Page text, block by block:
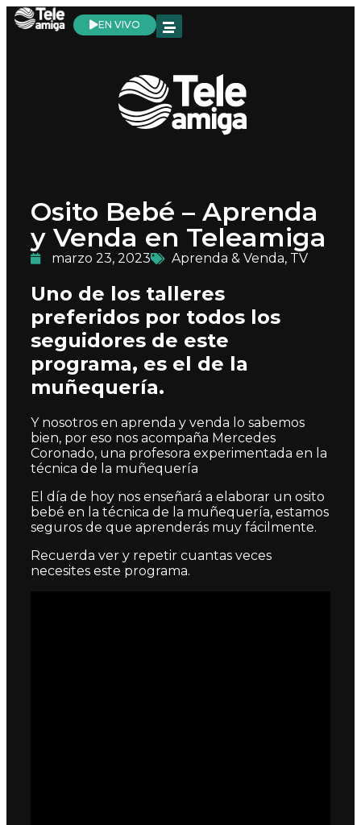
EN VIVO
Osito Bebé – Aprenda
y Venda en Teleamiga
marzo 23, 2023 Aprenda & Venda, TV
Uno de los talleres
preferidos por todos los
seguidores de este
programa, es el de la
muñequería.
Y nosotros en aprenda y venda lo sabemos
bien, por eso nos acompaña Mercedes
Coronado, una profesora experimentada en la
técnica de la muñequería
El día de hoy nos enseñará a elaborar un osito
bebé en la técnica de la muñequería, estamos
seguros de que aprenderás muy fácilmente.
Recuerda ver y repetir cuantas veces
necesites este programa.